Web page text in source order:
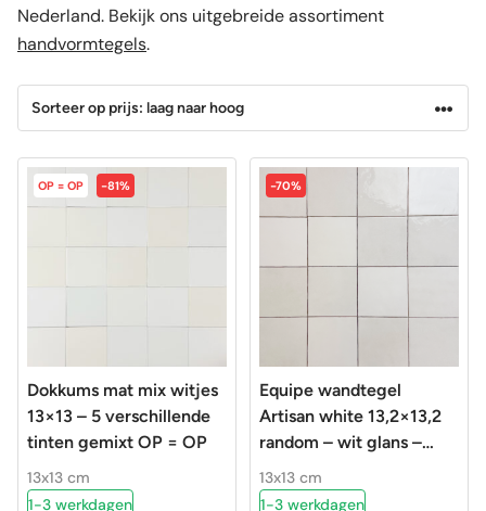
Nederland. Bekijk ons uitgebreide assortiment
handvormtegels.
OP = OP -81%
Dokkums mat mix witjes
13×13 – 5 verschillende
tinten gemixt OP = OP
13x13 cm
1-3 werkdagen
-70%
Equipe wandtegel
Artisan white 13,2×13,2
random – wit glans –
handvorm – 24454
13x13 cm
1-3 werkdagen